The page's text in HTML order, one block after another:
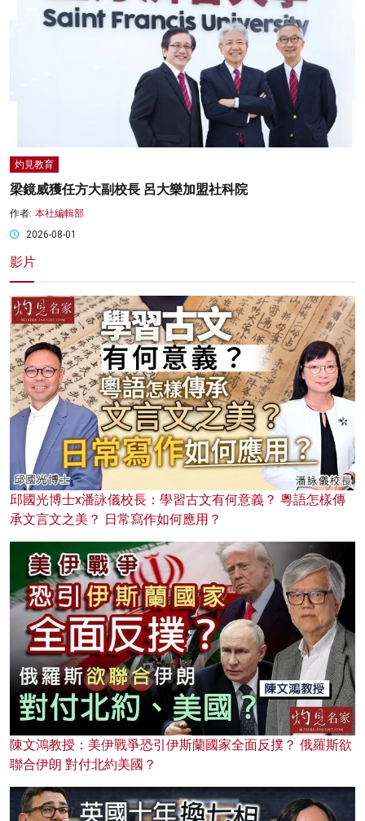
灼見教育
梁鏡威獲任方大副校長 呂大樂加盟社科院
作者: 本社編輯部
2026-08-01
影片
邱國光博士x潘詠儀校長：學習古文有何意義？ 粵語怎樣傳
承文言文之美？ 日常寫作如何應用？
陳文鴻教授：美伊戰爭恐引伊斯蘭國家全面反撲？ 俄羅斯欲
聯合伊朗 對付北約美國？